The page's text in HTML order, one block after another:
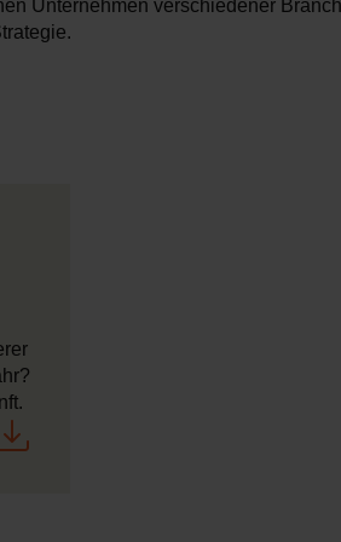
Unternehmen verschiedener